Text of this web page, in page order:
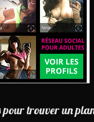
pour trouver un